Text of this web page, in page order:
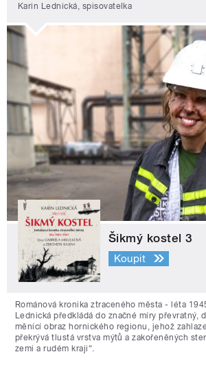
Karin Lednická, spisovatelka
Šikmý kostel 3
Koupit
Románová kronika ztraceného města - léta
Lednická předkládá do značné míry převratný,
měnící obraz hornického regionu, jehož
překrývá tlustá vrstva mýtů a zakořeněných
zemi a rudém kraji“.